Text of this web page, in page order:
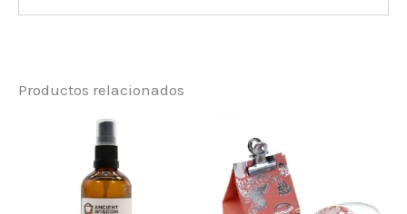
Sé el primero en valorar
“Mascarilla Arcilla Roja 80g”
Debesacceder
para publicar una
valoración.
Productos relacionados